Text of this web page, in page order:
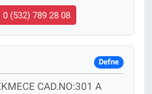
0 (532) 789 28 08
Defne
CAD.NO:301 A